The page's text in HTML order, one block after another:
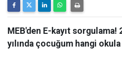
MEB'den E-kayıt
yılında çocuğum hangi